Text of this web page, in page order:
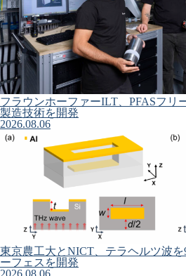
フラウンホーファーILT、PFASフリ
製造技術を開発
2026.08.06
東京農工大とNICT、テラヘルツ波
ーフェスを開発
2026.08.06